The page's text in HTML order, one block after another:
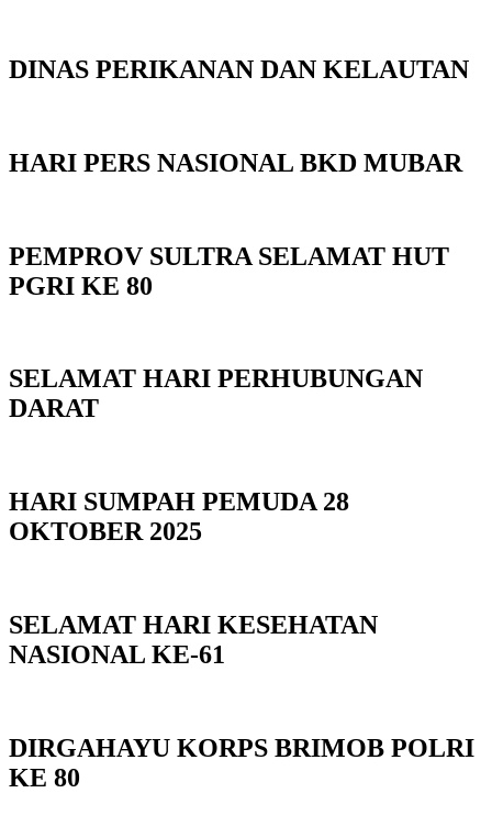
DINAS PERIKANAN DAN KELAUTAN
HARI PERS NASIONAL BKD MUBAR
PEMPROV SULTRA SELAMAT HUT
PGRI KE 80
SELAMAT HARI PERHUBUNGAN
DARAT
HARI SUMPAH PEMUDA 28
OKTOBER 2025
SELAMAT HARI KESEHATAN
NASIONAL KE-61
DIRGAHAYU KORPS BRIMOB POLRI
KE 80